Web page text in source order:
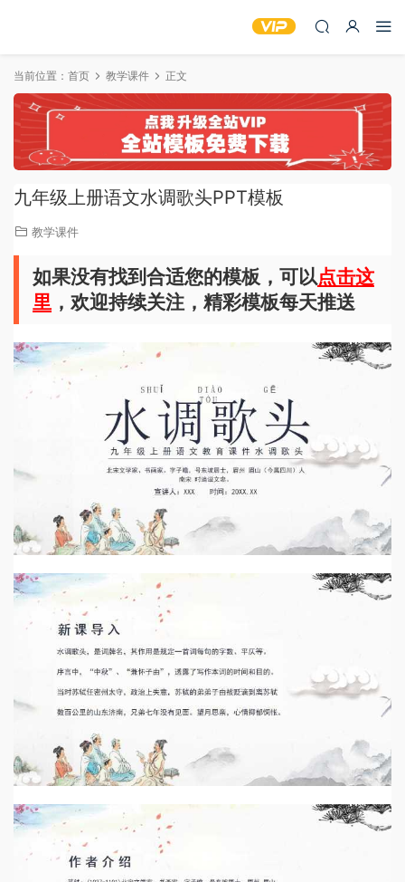
当前位置： 首页 教学课件 正文
九年级上册语文水调歌头PPT模板
教学课件
如果没有找到合适您的模板，可以点击这
里 ，欢迎持续关注，精彩模板每天推送